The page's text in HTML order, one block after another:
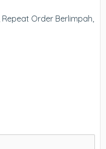
Repeat Order Berlimpah,